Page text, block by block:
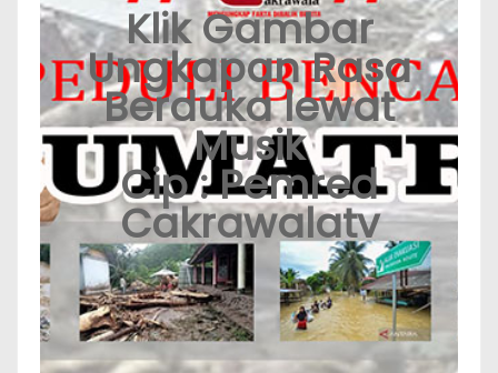
Klik Gambar
Ungkapan Rasa
Berduka lewat
Musik
Cip : Pemred
Cakrawalatv